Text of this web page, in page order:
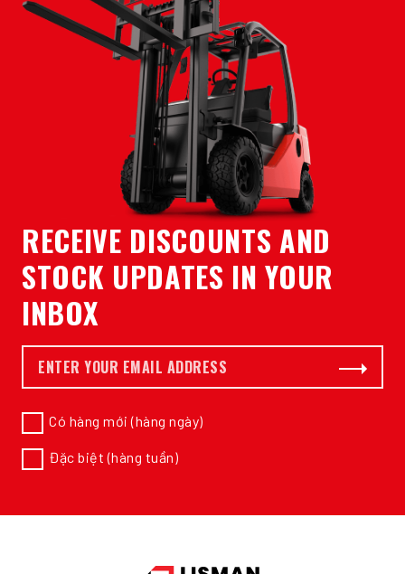
RECEIVE DISCOUNTS AND
STOCK UPDATES IN YOUR
INBOX
Subscribe
Có hàng mới (hàng ngày)
Đặc biệt (hàng tuần)